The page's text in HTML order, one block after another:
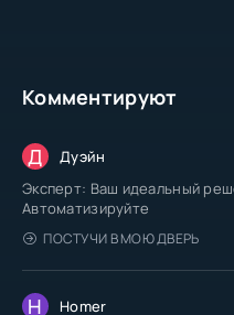
Комментируют
Д Дуэйн
Эксперт: Ваш идеальный
Автоматизируйте
ПОСТУЧИ В МОЮ ДВЕРЬ
H Homer